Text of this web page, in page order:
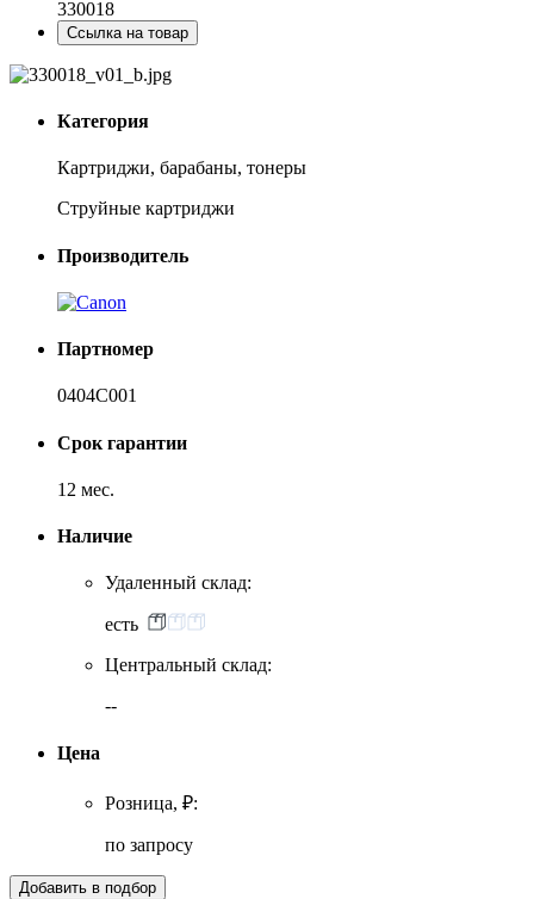
330018
Ссылка на товар
Категория
Картриджи, барабаны, тонеры
Струйные картриджи
Производитель
Партномер
0404C001
Срок гарантии
12 мес.
Наличие
Удаленный склад:
есть
Центральный склад:
--
Цена
Розница, ₽:
по запросу